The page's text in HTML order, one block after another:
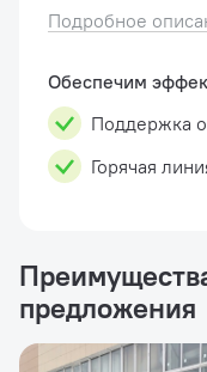
PROFESSIONAL
состоит из: (19мм
Подробное
Обеспечим
Поддержка
Горячая
предложения